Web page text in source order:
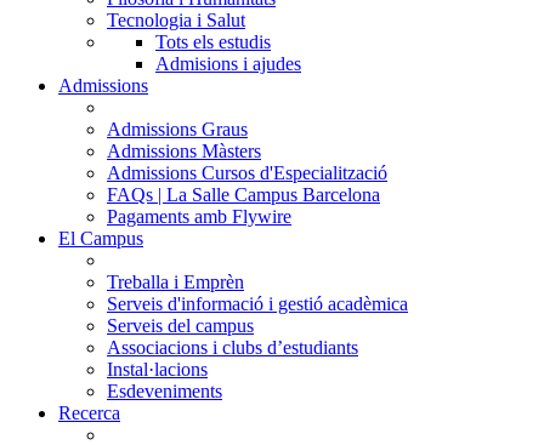
Tecnologia i Salut
Tots els estudis
Admisions i ajudes
Admissions
Admissions Graus
Admissions Màsters
Admissions Cursos d'Especialització
FAQs | La Salle Campus Barcelona
Pagaments amb Flywire
El Campus
Treballa i Emprèn
Serveis d'informació i gestió acadèmica
Serveis del campus
Associacions i clubs d’estudiants
Instal·lacions
Esdeveniments
Recerca